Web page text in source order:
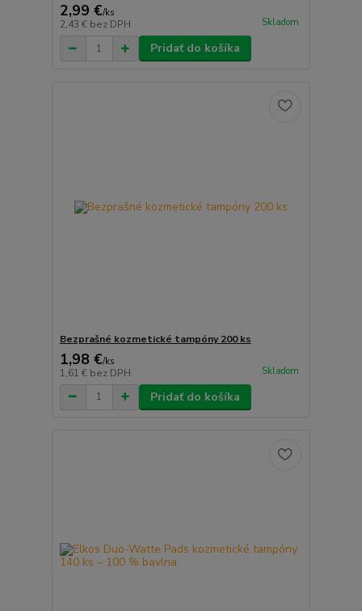
2,99 €/ks
2,43 € bez DPH Skladom
Pridať do košíka
Bezprašné kozmetické tampóny 200 ks
1,98 €/ks
1,61 € bez DPH Skladom
Pridať do košíka